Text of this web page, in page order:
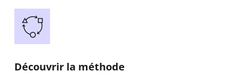
Découvrir la méthode